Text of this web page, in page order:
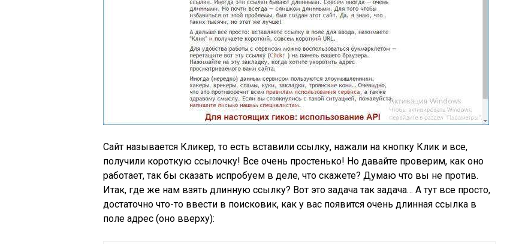
Сайт называется Кликер, то есть вставили ссылку, нажали на кнопку Клик и все,
получили короткую ссылочку! Все очень простенько! Но давайте проверим, как оно
работает, так бы сказать испробуем в деле, что скажете? Думаю что вы не против.
Итак, где же нам взять длинную ссылку? Вот это задача так задача… А тут все просто,
достаточно что-то ввести в поисковик, как у вас появится очень длинная ссылка в
поле адрес (оно вверху):